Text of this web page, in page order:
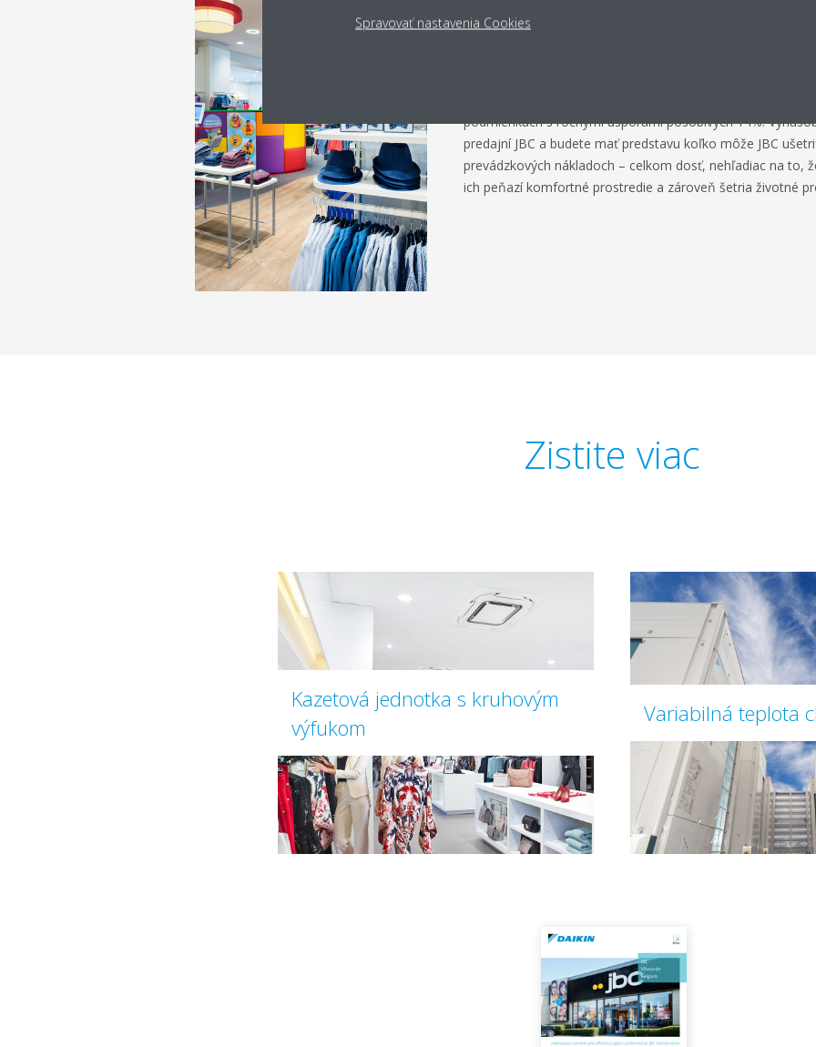
Jednotka so zapnutou funkciou VRT si viedla výrazne
Z hľadiska energetickej účinnosti spotreboval systém s
podmienkach s ročnými úsporami pôsobivých 14%.
predajní JBC a budete mať predstavu koľko môže JBC
prevádzkových nákladoch – celkom dosť, nehľadiac na to,
ich peňazí komfortné prostredie a zároveň šetria životné
Zistite viac
Kazetová jednotka s kruhovým
výfukom
Variabilná teplota
Spravovať nastavenia Cookies